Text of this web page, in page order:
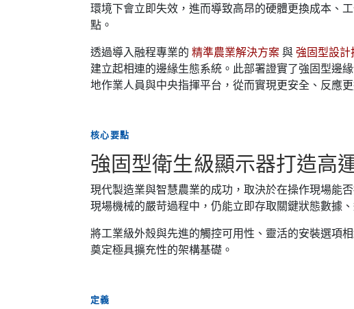
環境下會立即失效，進而導致高昂的硬體更換成本、
點。
透過導入融程專業的 精準農業解決方案與強固型設計
建立起相連的邊緣生態系統。此部署證實了強固型邊
地作業人員與中央指揮平台，從而實現更安全、反應
核心要點
強固型衛生級顯示器打造高
現代製造業與智慧農業的成功，取決於在操作現場能
現場機械的嚴苛過程中，仍能立即存取關鍵狀態數據
將工業級外殼與先進的觸控可用性、靈活的安裝選項
奠定極具擴充性的架構基礎。
定義